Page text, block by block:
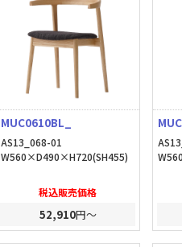
MUC0610BL_
AS13_068-01
W560×D490×H720(SH455)
税込販売価格
52,910円～